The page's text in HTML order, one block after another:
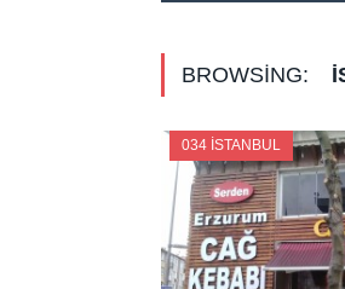
BROWSING:
034 İSTANBUL